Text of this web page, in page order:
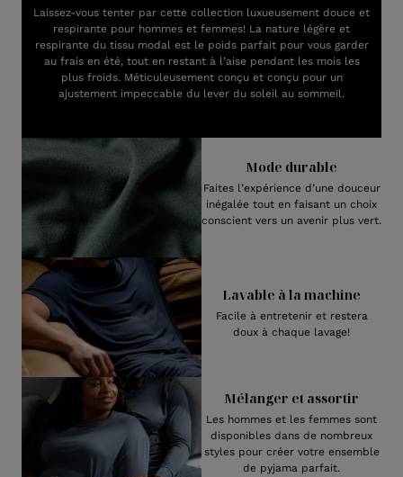
Laissez-vous tenter par cette collection luxueusement douce et
respirante pour hommes et femmes! La nature légère et
respirante du tissu modal est le poids parfait pour vous garder
au frais en été, tout en restant à l’aise pendant les mois les
plus froids. Méticuleusement conçu et conçu pour un
ajustement impeccable du lever du soleil au sommeil.
Mode durable
Faites l’expérience d’une douceur
inégalée tout en faisant un choix
conscient vers un avenir plus vert.
Lavable à la machine
Facile à entretenir et restera
doux à chaque lavage!
Mélanger et assortir
Les hommes et les femmes sont
disponibles dans de nombreux
styles pour créer votre ensemble
de pyjama parfait.